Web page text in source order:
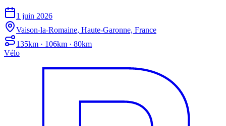
1 juin 2026
Vaison-la-Romaine, Haute-Garonne, France
135km · 106km · 80km
Vélo